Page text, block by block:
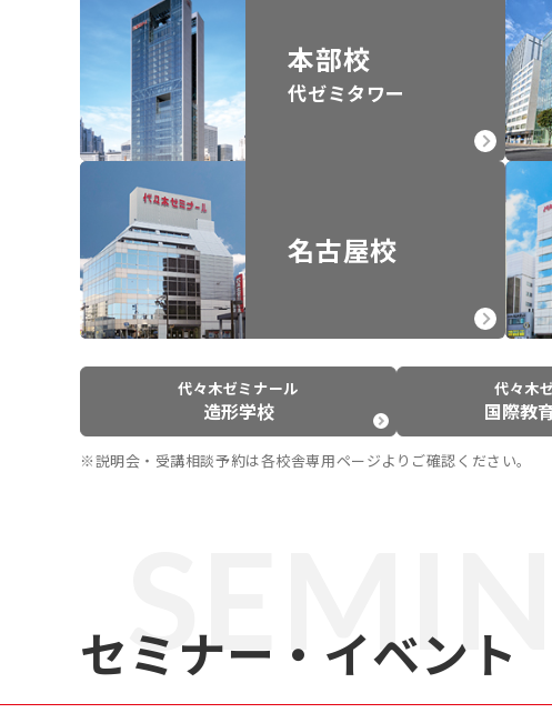
本部校
代ゼミタワー
名古屋校
代々木ゼミナール
造形学校
代々木
国際教
※説明会・受講相談予約は各校舎専用ページよりご確認ください。
セミナー・イベント